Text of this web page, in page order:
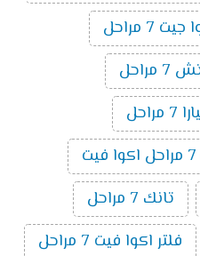
7 مراحل
تانك 7 مراحل
فلتر اكوا فيت 7 مراحل